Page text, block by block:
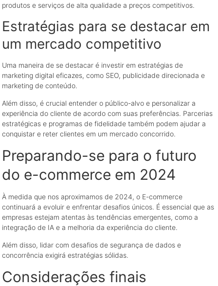
produtos e serviços de alta qualidade a preços competitivos.
Estratégias para se destacar em
um mercado competitivo
Uma maneira de se destacar é investir em estratégias de
marketing digital eficazes, como SEO, publicidade direcionada e
marketing de conteúdo.
Além disso, é crucial entender o público-alvo e personalizar a
experiência do cliente de acordo com suas preferências. Parcerias
estratégicas e programas de fidelidade também podem ajudar a
conquistar e reter clientes em um mercado concorrido.
Preparando-se para o futuro
do e-commerce em 2024
À medida que nos aproximamos de 2024, o E-commerce
continuará a evoluir e enfrentar desafios únicos. É essencial que as
empresas estejam atentas às tendências emergentes, como a
integração de IA e a melhoria da experiência do cliente.
Além disso, lidar com desafios de segurança de dados e
concorrência exigirá estratégias sólidas.
Considerações finais